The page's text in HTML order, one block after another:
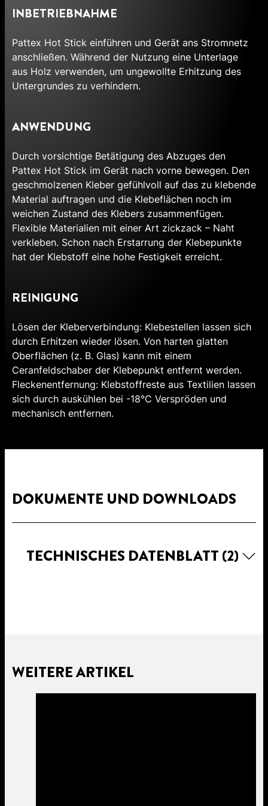
INBETRIEBNAHME
Pattex Hot Stick einführen und Gerät ans Stromnetz
anschließen. Während der Nutzung eine Unterlage
aus Holz verwenden, um ungewollte Erhitzung des
Untergrundes zu verhindern.
ANWENDUNG
Durch vorsichtige Betätigung des Abzuges den
Pattex Hot Stick im Gerät nach vorne bewegen. Den
geschmolzenen Kleber gefühlvoll auf das zu klebende
Material auftragen und die Klebeflächen noch im
weichen Zustand des Klebers zusammenfügen.
Flexible Materialien mit einer Art zickzack – Naht
verkleben. Schon nach Erstarrung der Klebepunkte
hat der Klebstoff eine hohe Festigkeit erreicht.
REINIGUNG
Lösen der Kleberverbindung: Klebestellen lassen sich
durch Erhitzen wieder lösen. Von harten glatten
Oberflächen (z. B. Glas) kann mit einem
Ceranfeldschaber der Klebepunkt entfernt werden.
Fleckenentfernung: Klebstoffreste aus Textilien lassen
sich durch auskühlen bei -18°C Verspröden und
mechanisch entfernen.
DOKUMENTE UND DOWNLOADS
TECHNISCHES DATENBLATT (2)
WEITERE ARTIKEL